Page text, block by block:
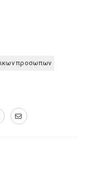
προσωπων